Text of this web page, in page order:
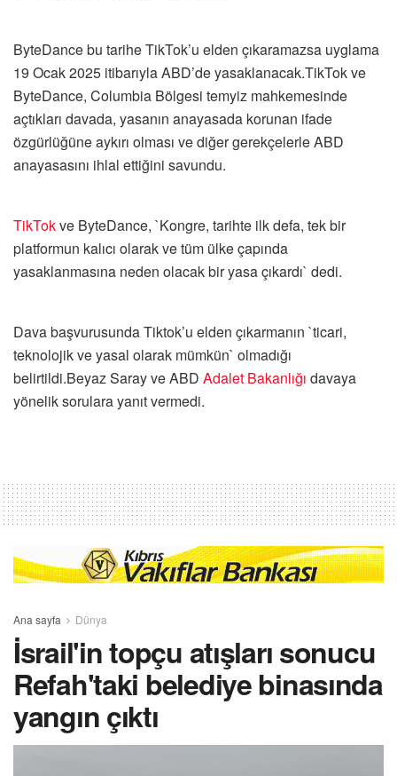
ByteDance bu tarihe TikTok’u elden çıkaramazsa uyglama
19 Ocak 2025 itibarıyla ABD’de yasaklanacak.TikTok ve
ByteDance, Columbia Bölgesi temyiz mahkemesinde
açtıkları davada, yasanın anayasada korunan ifade
özgürlüğüne aykırı olması ve diğer gerekçelerle ABD
anayasasını ihlal ettiğini savundu.
TikTokve ByteDance, `Kongre, tarihte ilk defa, tek bir
platformun kalıcı olarak ve tüm ülke çapında
yasaklanmasına neden olacak bir yasa çıkardı` dedi.
Dava başvurusunda Tiktok’u elden çıkarmanın `ticari,
teknolojik ve yasal olarak mümkün` olmadığı
belirtildi.Beyaz Saray ve ABD Adalet Bakanlığı davaya
yönelik sorulara yanıt vermedi.
Ana sayfa Dünya
İsrail'in topçu atışları sonucu
Refah'taki belediye binasında
yangın çıktı